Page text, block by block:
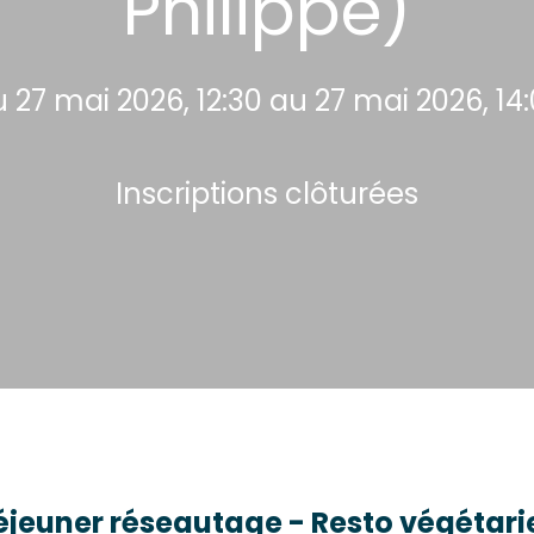
27 mai 2026, 12:30 au 27 mai 2026,
Inscriptions clôturées
réseautage - Resto